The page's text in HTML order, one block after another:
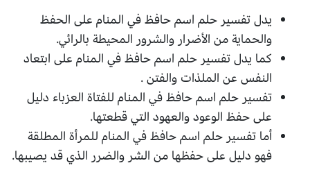
يدل تفسير حلم اسم حافظ في المنام على الحفظ
والحماية من الأضرار والشرور المحيطة بالرائي.
كما يدل تفسير حلم اسم حافظ في المنام على ابتعاد
النفس عن الملذات والفتن .
تفسير حلم اسم حافظ في المنام للفتاة العزباء دليل
على حفظ الوعود والعهود التي قطعتها.
أما تفسير حلم اسم حافظ في المنام للمرأة المطلقة
فهو دليل على حفظها من الشر والضرر الذي قد يصيبها.